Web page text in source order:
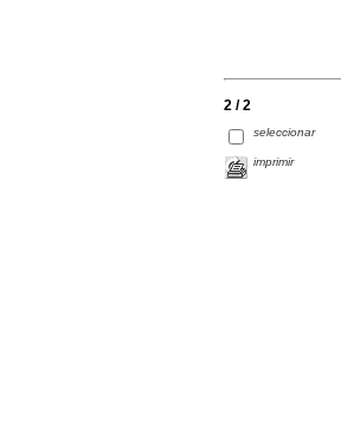
2 / 2
seleccionar
imprimir